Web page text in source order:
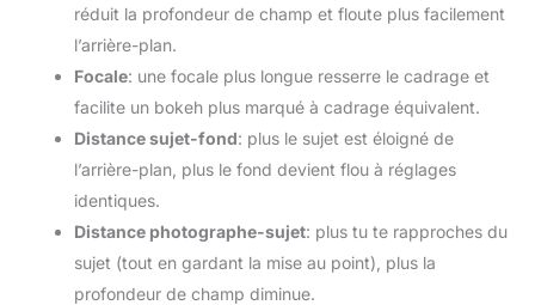
réduit la profondeur de champ et floute plus facilement
l’arrière-plan.
Focale: une focale plus longue resserre le cadrage et
facilite un bokeh plus marqué à cadrage équivalent.
Distance sujet-fond: plus le sujet est éloigné de
l’arrière-plan, plus le fond devient flou à réglages
identiques.
Distance photographe-sujet: plus tu te rapproches du
sujet (tout en gardant la mise au point), plus la
profondeur de champ diminue.